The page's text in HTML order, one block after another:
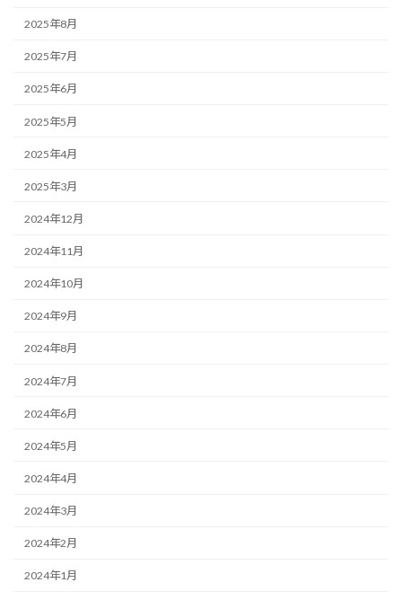
2025年8月
2025年7月
2025年6月
2025年5月
2025年4月
2025年3月
2024年12月
2024年11月
2024年10月
2024年9月
2024年8月
2024年7月
2024年6月
2024年5月
2024年4月
2024年3月
2024年2月
2024年1月